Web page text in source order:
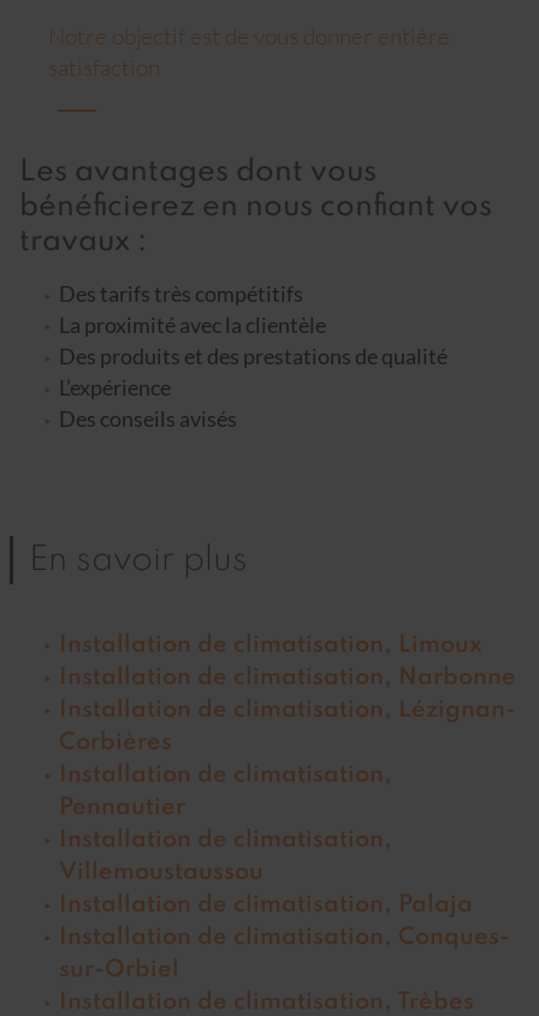
Notre objectif est de vous donner entière
satisfaction
Les avantages dont vous
bénéficierez en nous confiant vos
travaux :
Des tarifs très compétitifs
La proximité avec la clientèle
Des produits et des prestations de qualité
L’expérience
Des conseils avisés
En savoir plus
Installation de climatisation, Limoux
Installation de climatisation, Narbonne
Installation de climatisation, Lézignan-
Corbières
Installation de climatisation,
Pennautier
Installation de climatisation,
Villemoustaussou
Installation de climatisation, Palaja
Installation de climatisation, Conques-
sur-Orbiel
Installation de climatisation, Trèbes